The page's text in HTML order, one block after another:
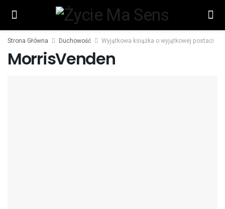
Strona Główna Duchowość Wyjątkowa książka o wyjątkowej postaci
MorrisVenden